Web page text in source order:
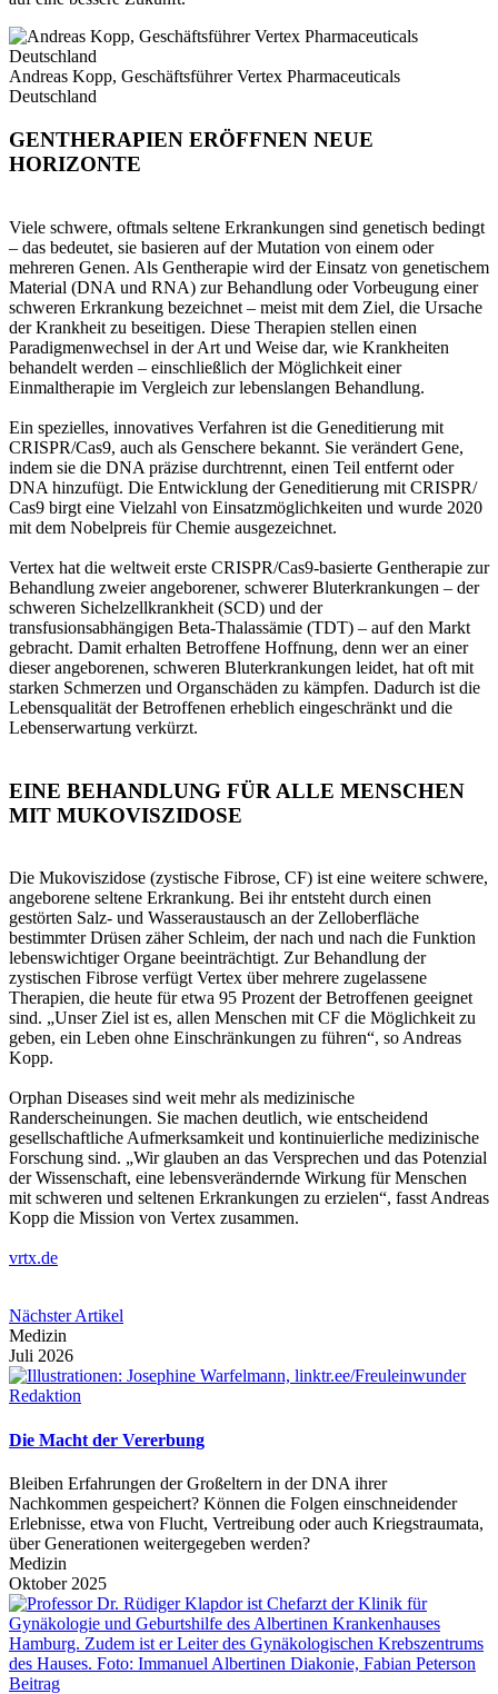
Andreas Kopp, Geschäftsführer Vertex Pharmaceuticals
Deutschland
GENTHERAPIEN ERÖFFNEN NEUE
HORIZONTE
Viele schwere, oftmals seltene Erkrankungen sind genetisch bedingt
– das bedeutet, sie basieren auf der Mutation von einem oder
mehreren Genen. Als Gentherapie wird der Einsatz von genetischem
Material (DNA und RNA) zur Behandlung oder Vorbeugung einer
schweren Erkrankung bezeichnet – meist mit dem Ziel, die Ursache
der Krankheit zu beseitigen. Diese Therapien stellen einen
Paradigmenwechsel in der Art und Weise dar, wie Krankheiten
behandelt werden – einschließlich der Möglichkeit einer
Einmaltherapie im Vergleich zur lebenslangen Behandlung.
Ein spezielles, innovatives Verfahren ist die Geneditierung mit
CRISPR/Cas9, auch als Genschere bekannt. Sie verändert Gene,
indem sie die DNA präzise durchtrennt, einen Teil entfernt oder
DNA hinzufügt. Die Entwicklung der Geneditierung mit CRISPR/
Cas9 birgt eine Vielzahl von Einsatzmöglichkeiten und wurde 2020
mit dem Nobelpreis für Chemie ausgezeichnet.
Vertex hat die weltweit erste CRISPR/Cas9-basierte Gentherapie zur
Behandlung zweier angeborener, schwerer Bluterkrankungen – der
schweren Sichelzellkrankheit (SCD) und der
transfusionsabhängigen Beta-Thalassämie (TDT) – auf den Markt
gebracht. Damit erhalten Betroffene Hoffnung, denn wer an einer
dieser angeborenen, schweren Bluterkrankungen leidet, hat oft mit
starken Schmerzen und Organschäden zu kämpfen. Dadurch ist die
Lebensqualität der Betroffenen erheblich eingeschränkt und die
Lebenserwartung verkürzt.
EINE BEHANDLUNG FÜR ALLE MENSCHEN
MIT MUKOVISZIDOSE
Die Mukoviszidose (zystische Fibrose, CF) ist eine weitere schwere,
angeborene seltene Erkrankung. Bei ihr entsteht durch einen
gestörten Salz- und Wasseraustausch an der Zelloberfläche
bestimmter Drüsen zäher Schleim, der nach und nach die Funktion
lebenswichtiger Organe beeinträchtigt. Zur Behandlung der
zystischen Fibrose verfügt Vertex über mehrere zugelassene
Therapien, die heute für etwa 95 Prozent der Betroffenen geeignet
sind. „Unser Ziel ist es, allen Menschen mit CF die Möglichkeit zu
geben, ein Leben ohne Einschränkungen zu führen“, so Andreas
Kopp.
Orphan Diseases sind weit mehr als medizinische
Randerscheinungen. Sie machen deutlich, wie entscheidend
gesellschaftliche Aufmerksamkeit und kontinuierliche medizinische
Forschung sind. „Wir glauben an das Versprechen und das Potenzial
der Wissenschaft, eine lebensverändernde Wirkung für Menschen
mit schweren und seltenen Erkrankungen zu erzielen“, fasst Andreas
Kopp die Mission von Vertex zusammen.
vrtx.de
Nächster Artikel
Medizin
Juli 2026
Redaktion
Die Macht der Vererbung
Bleiben Erfahrungen der Großeltern in der DNA ihrer
Nachkommen gespeichert? Können die Folgen einschneidender
Erlebnisse, etwa von Flucht, Vertreibung oder auch Kriegstraumata,
über Generationen weitergegeben werden?
Medizin
Oktober 2025
Beitrag